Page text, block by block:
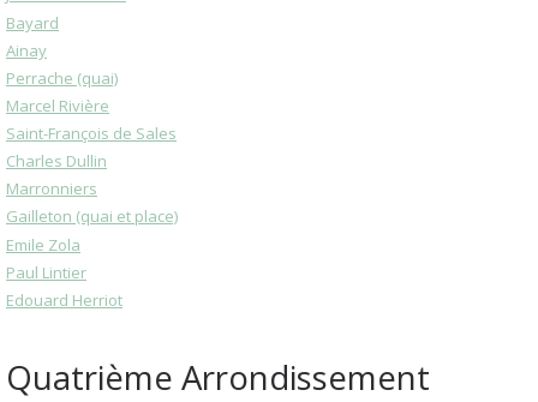
Bayard
Ainay
Perrache (quai)
Marcel Rivière
Saint-François de Sales
Charles Dullin
Marronniers
Gailleton (quai et place)
Emile Zola
Paul Lintier
Edouard Herriot
Quatrième Arrondissement